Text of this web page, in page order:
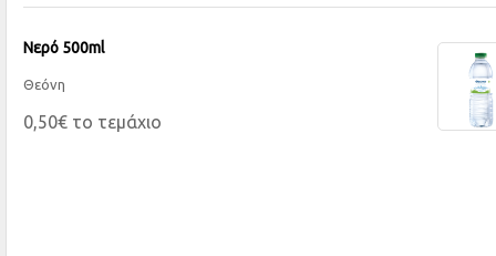
Νερό 500ml
Θεόνη
0,50€ το τεμάχιο